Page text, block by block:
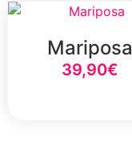
Mariposa
39,90€